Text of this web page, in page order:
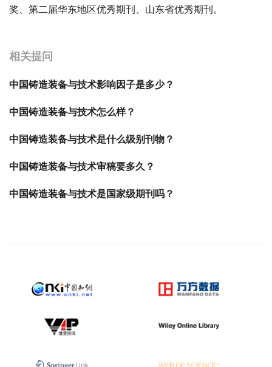
奖、第二届华东地区优秀期刊、山东省优秀期刊。
相关提问
中国铸造装备与技术影响因子是多少？
中国铸造装备与技术怎么样？
中国铸造装备与技术是什么级别刊物？
中国铸造装备与技术审稿要多久？
中国铸造装备与技术是国家级期刊吗？